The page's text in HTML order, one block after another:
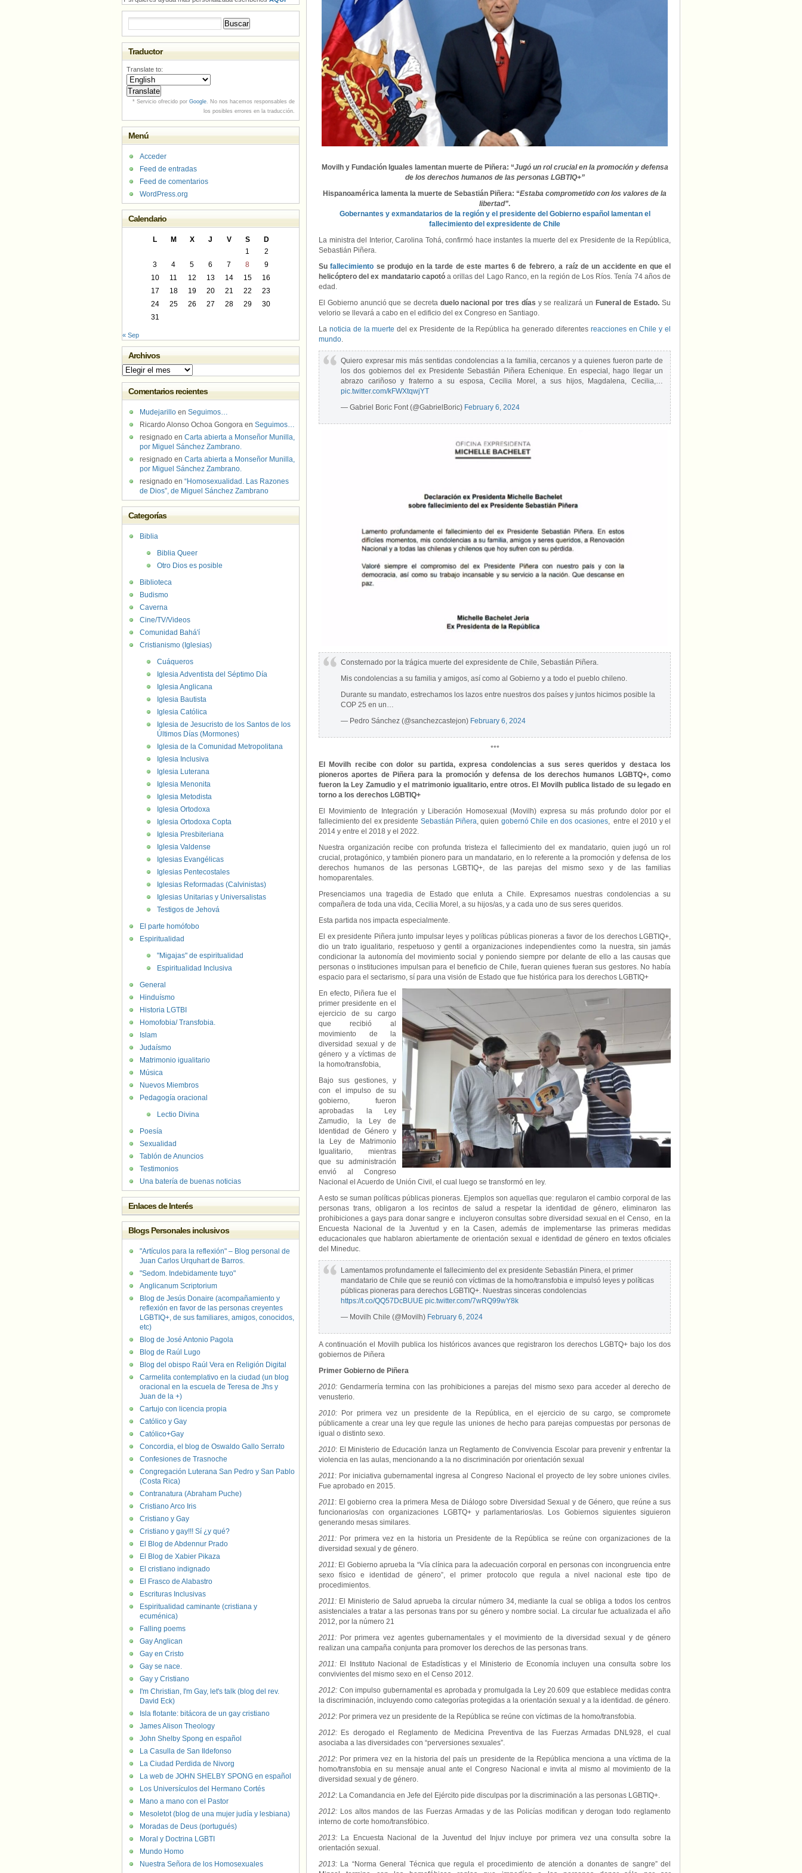
Movilh y Fundación Iguales lamentan muerte de Piñera: “Jugó un rol crucial en la promoción y defensa
de los derechos humanos de las personas LGBTIQ+”
Hispanoamérica lamenta la muerte de Sebastián Piñera: “Estaba comprometido con los valores de la
libertad”.
Gobernantes y exmandatarios de la región y el presidente del Gobierno español lamentan el
fallecimiento del expresidente de Chile
La ministra del Interior, Carolina Tohá, confirmó hace instantes la muerte del ex Presidente de la República,
Sebastián Piñera.
Sufallecimiento se produjo en la tarde de este martes 6 de febrero,a raíz de un accidente en que el
helicóptero del ex mandatario capotóa orillas del Lago Ranco, en la región de Los Ríos. Tenía 74 años de
edad.
El Gobierno anunció que se decreta duelo nacional por tres días y se realizará un Funeral de Estado. Su
velorio se llevará a cabo en el edificio del ex Congreso en Santiago.
La noticia de la muerte del ex Presidente de la República ha generado diferentes reacciones en Chile y el
mundo.
Quiero expresar mis más sentidas condolencias a la familia, cercanos y a quienes fueron parte de
los dos gobiernos del ex Presidente Sebastián Piñera Echenique. En especial, hago llegar un
abrazo cariñoso y fraterno a su esposa, Cecilia Morel, a sus hijos, Magdalena, Cecilia,…
pic.twitter.com/kFWXtqwjYT
— Gabriel Boric Font (@GabrielBoric) February 6, 2024
Consternado por la trágica muerte del expresidente de Chile, Sebastián Piñera.
Mis condolencias a su familia y amigos, así como al Gobierno y a todo el pueblo chileno.
Durante su mandato, estrechamos los lazos entre nuestros dos países y juntos hicimos posible la
COP 25 en un…
— Pedro Sánchez (@sanchezcastejon) February 6, 2024
***
El Movilh recibe con dolor su partida, expresa condolencias a sus seres queridos y destaca los
pioneros aportes de Piñera para la promoción y defensa de los derechos humanos LGBTQ+, como
fueron la Ley Zamudio y el matrimonio igualitario, entre otros. El Movilh publica listado de su legado en
torno a los derechos LGBTIQ+
El Movimiento de Integración y Liberación Homosexual (Movilh) expresa su más profundo dolor por el
fallecimiento del ex presidente Sebastián Piñera, quien gobernó Chile en dos ocasiones, entre el 2010 y el
2014 y entre el 2018 y el 2022.
Nuestra organización recibe con profunda tristeza el fallecimiento del ex mandatario, quien jugó un rol
crucial, protagónico, y también pionero para un mandatario, en lo referente a la promoción y defensa de los
derechos humanos de las personas LGBTIQ+, de las parejas del mismo sexo y de las familias
homoparentales.
Presenciamos una tragedia de Estado que enluta a Chile. Expresamos nuestras condolencias a su
compañera de toda una vida, Cecilia Morel, a su hijos/as, y a cada uno de sus seres queridos.
Esta partida nos impacta especialmente.
El ex presidente Piñera junto impulsar leyes y políticas públicas pioneras a favor de los derechos LGBTIQ+,
dio un trato igualitario, respetuoso y gentil a organizaciones independientes como la nuestra, sin jamás
condicionar la autonomía del movimiento social y poniendo siempre por delante de ello a las causas que
personas o instituciones impulsan para el beneficio de Chile, fueran quienes fueran sus gestores. No había
espacio para el sectarismo, sí para una visión de Estado que fue histórica para los derechos LGBTIQ+
En efecto, Piñera fue el
primer presidente en el
ejercicio de su cargo
que recibió al
movimiento de la
diversidad sexual y de
género y a víctimas de
la homo/transfobia,
Bajo sus gestiones, y
con el impulso de su
gobierno, fueron
aprobadas la Ley
Zamudio, la Ley de
Identidad de Género y
la Ley de Matrimonio
Igualitario, mientras
que su administración
envió al Congreso
Nacional el Acuerdo de Unión Civil, el cual luego se transformó en ley.
A esto se suman políticas públicas pioneras. Ejemplos son aquellas que: regularon el cambio corporal de las
personas trans, obligaron a los recintos de salud a respetar la identidad de género, eliminaron las
prohibiciones a gays para donar sangre e incluyeron consultas sobre diversidad sexual en el Censo, en la
Encuesta Nacional de la Juventud y en la Casen, además de implementarse las primeras medidas
educacionales que hablaron abiertamente de orientación sexual e identidad de género en textos oficiales
del Mineduc.
Lamentamos profundamente el fallecimiento del ex presidente Sebastián Pinera, el primer
mandatario de Chile que se reunió con víctimas de la homo/transfobia e impulsó leyes y políticas
públicas pioneras para derechos LGBTIQ+. Nuestras sinceras condolencias
https://t.co/QQ57DcBUUE pic.twitter.com/7wRQ99wY8k
— Movilh Chile (@Movilh) February 6, 2024
A continuación el Movilh publica los históricos avances que registraron los derechos LGBTQ+ bajo los dos
gobiernos de Piñera
Primer Gobierno de Piñera
2010: Gendarmería termina con las prohibiciones a parejas del mismo sexo para acceder al derecho de
venusterio.
2010: Por primera vez un presidente de la República, en el ejercicio de su cargo, se compromete
públicamente a crear una ley que regule las uniones de hecho para parejas compuestas por personas de
igual o distinto sexo.
2010: El Ministerio de Educación lanza un Reglamento de Convivencia Escolar para prevenir y enfrentar la
violencia en las aulas, mencionando a la no discriminación por orientación sexual
2011: Por iniciativa gubernamental ingresa al Congreso Nacional el proyecto de ley sobre uniones civiles.
Fue aprobado en 2015.
2011: El gobierno crea la primera Mesa de Diálogo sobre Diversidad Sexual y de Género, que reúne a sus
funcionarios/as con organizaciones LGBTQ+ y parlamentarios/as. Los Gobiernos siguientes siguieron
generando mesas similares.
2011: Por primera vez en la historia un Presidente de la República se reúne con organizaciones de la
diversidad sexual y de género.
2011: El Gobierno aprueba la “Vía clínica para la adecuación corporal en personas con incongruencia entre
sexo físico e identidad de género”, el primer protocolo que regula a nivel nacional este tipo de
procedimientos.
2011: El Ministerio de Salud aprueba la circular número 34, mediante la cual se obliga a todos los centros
asistenciales a tratar a las personas trans por su género y nombre social. La circular fue actualizada el año
2012, por la número 21
2011: Por primera vez agentes gubernamentales y el movimiento de la diversidad sexual y de género
realizan una campaña conjunta para promover los derechos de las personas trans.
2011: El Instituto Nacional de Estadísticas y el Ministerio de Economía incluyen una consulta sobre los
convivientes del mismo sexo en el Censo 2012.
2012: Con impulso gubernamental es aprobada y promulgada la Ley 20.609 que establece medidas contra
la discriminación, incluyendo como categorías protegidas a la orientación sexual y a la identidad. de género.
2012: Por primera vez un presidente de la República se reúne con víctimas de la homo/transfobia.
2012: Es derogado el Reglamento de Medicina Preventiva de las Fuerzas Armadas DNL928, el cual
asociaba a las diversidades con “perversiones sexuales”.
2012: Por primera vez en la historia del país un presidente de la República menciona a una víctima de la
homo/transfobia en su mensaje anual ante el Congreso Nacional e invita al mismo al movimiento de la
diversidad sexual y de género.
2012: La Comandancia en Jefe del Ejército pide disculpas por la discriminación a las personas LGBTIQ+.
2012: Los altos mandos de las Fuerzas Armadas y de las Policías modifican y derogan todo reglamento
interno de corte homo/transfóbico.
2013: La Encuesta Nacional de la Juventud del Injuv incluye por primera vez una consulta sobre la
orientación sexual.
2013: La “Norma General Técnica que regula el procedimiento de atención a donantes de sangre” del
Traductor
Translate to:
* Servicio ofrecido por Google. No nos hacemos responsables de
los posibles errores en la traducción.
Menú
Acceder
Feed de entradas
Feed de comentarios
WordPress.org
Calendario
L M X J V S
D
1
2
3
4 5 6 7 8
9
10
11 12 13 14 15
16
17
18 19 20 21 22
23
24
25 26 27 28 29
30
31
« Sep
Archivos
Archivos
Comentarios recientes
Mudejarillo en Seguimos…
Ricardo Alonso Ochoa Gongora en Seguimos…
resignado en Carta abierta a Monseñor Munilla,
por Miguel Sánchez Zambrano.
resignado en Carta abierta a Monseñor Munilla,
por Miguel Sánchez Zambrano.
resignado en “Homosexualidad. Las Razones
de Dios”, de Miguel Sánchez Zambrano
Categorías
Biblia
Biblia Queer
Otro Dios es posible
Biblioteca
Budismo
Caverna
Cine/TV/Videos
Comunidad Bahá'í
Cristianismo (Iglesias)
Cuáqueros
Iglesia Adventista del Séptimo Día
Iglesia Anglicana
Iglesia Bautista
Iglesia Católica
Iglesia de Jesucristo de los Santos de los
Últimos Días (Mormones)
Iglesia de la Comunidad Metropolitana
Iglesia Inclusiva
Iglesia Luterana
Iglesia Menonita
Iglesia Metodista
Iglesia Ortodoxa
Iglesia Ortodoxa Copta
Iglesia Presbiteriana
Iglesia Valdense
Iglesias Evangélicas
Iglesias Pentecostales
Iglesias Reformadas (Calvinistas)
Iglesias Unitarias y Universalistas
Testigos de Jehová
El parte homófobo
Espiritualidad
"Migajas" de espiritualidad
Espiritualidad Inclusiva
General
Hinduísmo
Historia LGTBI
Homofobia/ Transfobia.
Islam
Judaísmo
Matrimonio igualitario
Música
Nuevos Miembros
Pedagogía oracional
Lectio Divina
Poesía
Sexualidad
Tablón de Anuncios
Testimonios
Una batería de buenas noticias
Enlaces de Interés
Blogs Personales inclusivos
"Artículos para la reflexión" – Blog personal de
Juan Carlos Urquhart de Barros.
"Sedom. Indebidamente tuyo"
Anglicanum Scriptorium
Blog de Jesús Donaire (acompañamiento y
reflexión en favor de las personas creyentes
LGBTIQ+, de sus familiares, amigos, conocidos,
etc)
Blog de José Antonio Pagola
Blog de Raúl Lugo
Blog del obispo Raúl Vera en Religión Digital
Carmelita contemplativo en la ciudad (un blog
oracional en la escuela de Teresa de Jhs y
Juan de la +)
Cartujo con licencia propia
Católico y Gay
Católico+Gay
Concordia, el blog de Oswaldo Gallo Serrato
Confesiones de Trasnoche
Congregación Luterana San Pedro y San Pablo
(Costa Rica)
Contranatura (Abraham Puche)
Cristiano Arco Iris
Cristiano y Gay
Cristiano y gay!!! Sí ¿y qué?
El Blog de Abdennur Prado
El Blog de Xabier Pikaza
El cristiano indignado
El Frasco de Alabastro
Escrituras Inclusivas
Espiritualidad caminante (cristiana y
ecuménica)
Falling poems
Gay Anglican
Gay en Cristo
Gay se nace.
Gay y Cristiano
I'm Christian, I'm Gay, let's talk (blog del rev.
David Eck)
Isla flotante: bitácora de un gay cristiano
James Alison Theology
John Shelby Spong en español
La Casulla de San Ildefonso
La Ciudad Perdida de Nivorg
La web de JOHN SHELBY SPONG en español
Los Universículos del Hermano Cortés
Mano a mano con el Pastor
Mesoletot (blog de una mujer judía y lesbiana)
Moradas de Deus (portugués)
Moral y Doctrina LGBTI
Mundo Homo
Nuestra Señora de los Homosexuales